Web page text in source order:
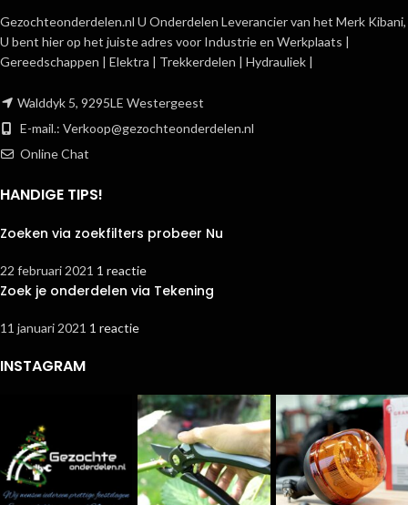
Gezochteonderdelen.nl U Onderdelen Leverancier van het Merk Kibani,
U bent hier op het juiste adres voor Industrie en Werkplaats |
Gereedschappen | Elektra | Trekkerdelen | Hydrauliek |
Walddyk 5, 9295LE Westergeest
E-mail.: Verkoop@gezochteonderdelen.nl
Online Chat
HANDIGE TIPS!
Zoeken via zoekfilters probeer Nu
22 februari 2021 1 reactie
Zoek je onderdelen via Tekening
11 januari 2021 1 reactie
INSTAGRAM